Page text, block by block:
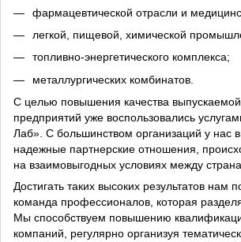
фармацевтической отрасли и
легкой, пищевой, химической
топливно-энергетического комплекса;
металлургических комбинатов.
С целью повышения качества
предприятий уже воспользовались
Лаб». С большинством организаций у нас
надежные партнерские отношения,
на взаимовыгодных условиях между
Достигать таких высоких результатов нам
команда профессионалов, которая
Мы способствуем повышению
компаний, регулярно организуя